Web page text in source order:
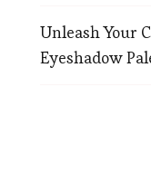
Unleash Your
Eyeshadow